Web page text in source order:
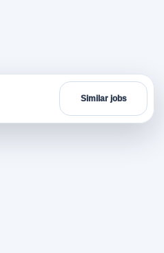
Similar jobs